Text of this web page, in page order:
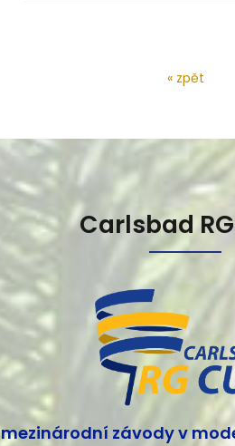
« zpět
Carlsbad
mezinárodní závody v